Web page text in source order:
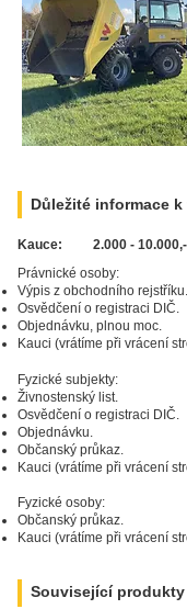
Zarezervujte si
Důležité informace
Kauce: 2.000 - 10.000
Právnické osoby:
Výpis z obchodního rejstříku.
Osvědčení o registraci DIČ.
Objednávku, plnou moc.
Kauci (vrátíme při vrácení
Fyzické subjekty:
Živnostenský list.
Osvědčení o registraci DIČ.
Objednávku.
Občanský průkaz.
Kauci (vrátíme při vrácení
Fyzické osoby:
Občanský průkaz.
Kauci (vrátíme při vrácení
Související